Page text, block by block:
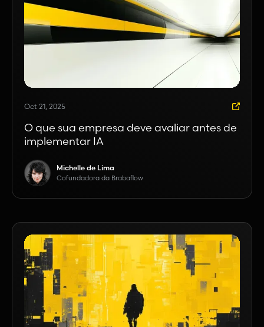
Oct 21, 2025
O que sua empresa deve avaliar antes de
implementar IA
Michelle de Lima
Cofundadora da Brabaflow